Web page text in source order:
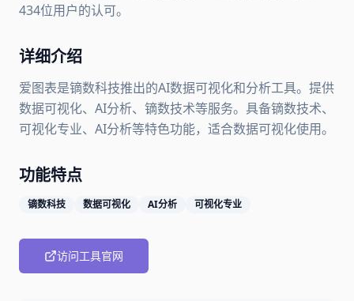
434位用户的认可。
详细介绍
爱图表是镝数科技推出的AI数据可视化和分析工具。提供
数据可视化、AI分析、镝数技术等服务。具备镝数技术、
可视化专业、AI分析等特色功能，适合数据可视化使用。
功能特点
镝数科技 数据可视化 AI分析 可视化专业
访问工具官网